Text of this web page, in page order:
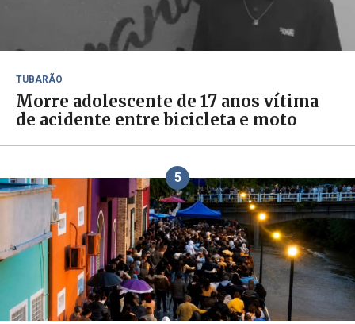
TUBARÃO
Morre adolescente de 17 anos vítima
de acidente entre bicicleta e moto
5